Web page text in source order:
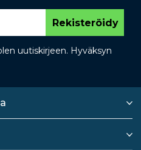
Rekisteröidy
uutiskirjeen. Hyväksyn